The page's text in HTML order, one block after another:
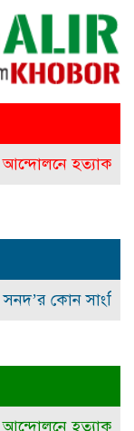
হত্যাকাণ্ডের
সাংবিধানিক
হত্যাকাণ্ডের